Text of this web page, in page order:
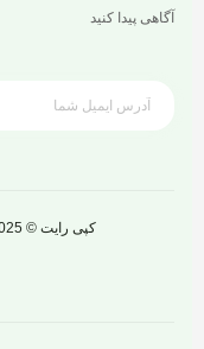
آگاهی پیدا کنید
کپی رایت © 2025